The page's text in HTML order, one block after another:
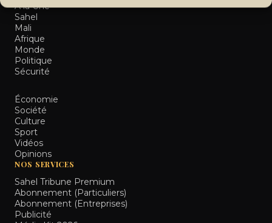
À la Une
Sahel
Mali
Afrique
Monde
Politique
Sécurité
Économie
Société
Culture
Sport
Vidéos
Opinions
NOS SERVICES
Sahel Tribune Premium
Abonnement (Particuliers)
Abonnement (Entreprises)
Publicité